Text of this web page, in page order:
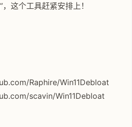
这个工具赶紧安排上！
Raphire/Win11Debloat
scavin/Win11Debloat